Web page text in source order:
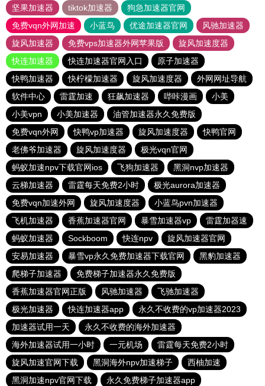
坚果加速器
tiktok加速器
狗急加速器官网
免费vqn外网加速
小蓝鸟 优途加速器官网
风驰加速器
旋风加速器
免费vps加速器外网苹果版
旋风加速度器
快连加速器
快连加速器官网入口
原子加速器
快鸭加速器
快柠檬加速器 旋风加速度器
外网网址导航
软件中心
雷霆加速 狂飙加速器 哔咔漫画
小美
小美vpn
小美加速器
油管加速器永久免费版
免费vqn外网
快鸭vp加速器 旋风加速度器
快鸭官网
老佛爷加速器
旋风加速度器
极光vqn官网
蚂蚁加速npv下载官网ios
飞狗加速器
黑洞nvp加速器
云梯加速器
雷霆每天免费2小时
极光aurora加速器
免费vqn加速外网
旋风加速度器
小蓝鸟pvn加速器
飞机加速器
香蕉加速器官网 暴雪加速器vp
雷霆加器速
蚂蚁加速器
Sockboom 快连npv
旋风加速器官网
安易加速器
暴雪vp永久免费加速器下载官网
黑豹加速器
爬梯子加速器
免费梯子加速器永久免费版
香蕉加速器官网正版
风驰加速器
飞驰加速器
极光加速器
快连加速器app
永久不收费的vp加速器2023
加速器试用一天
永久不收费的海外加速器
海外加速器试用一小时
一元机场
雷霆每天免费2小时
旋风加速官网下载
黑洞海外npv加速梯子
西柚加速
黑洞加速npv官网下载
永久免费梯子加速器app